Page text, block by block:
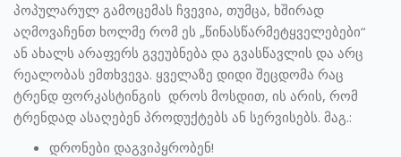
პოპულარულ გამოცემას ჩვევია, თუმცა, ხშირად
აღმოვაჩენთ ხოლმე რომ ეს „წინასწარმეტყველებები“
ან ახალს არაფერს გვეუბნება და გვასწავლის და არც
რეალობას ემთხვევა. ყველაზე დიდი შეცდომა რაც
ტრენდ ფორკასტინგის დროს მოსდით, ის არის, რომ
ტრენდად ასაღებენ პროდუქტებს ან სერვისებს. მაგ.:
დრონები დაგვიპყრობენ!